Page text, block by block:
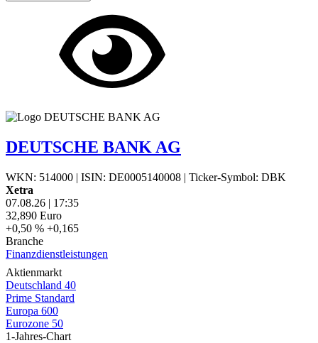
DEUTSCHE BANK AG
WKN: 514000 | ISIN: DE0005140008 | Ticker-Symbol: DBK
Xetra
07.08.26 | 17:35
32,890 Euro
+0,50 % +0,165
Branche
Finanzdienstleistungen
Aktienmarkt
Deutschland 40
Prime Standard
Europa 600
Eurozone 50
1-Jahres-Chart